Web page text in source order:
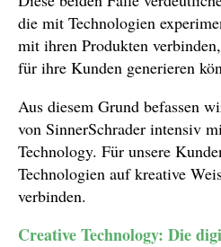
die mit Technologien
mit ihren Produkten
für ihre Kunden generieren
Aus diesem Grund befassen
von SinnerSchrader intensiv
Technology. Für unsere
Technologien auf kreative
verbinden.
Creative Technology: Die